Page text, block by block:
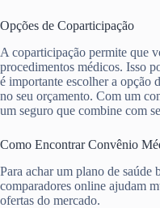
Opções de Coparticipação
A coparticipação permite que
procedimentos médicos. Isso
é importante escolher a opção
no seu orçamento. Com um
um seguro que combine com
Como Encontrar Convênio
Para achar um plano de saúde
comparadores online ajudam
ofertas do mercado.